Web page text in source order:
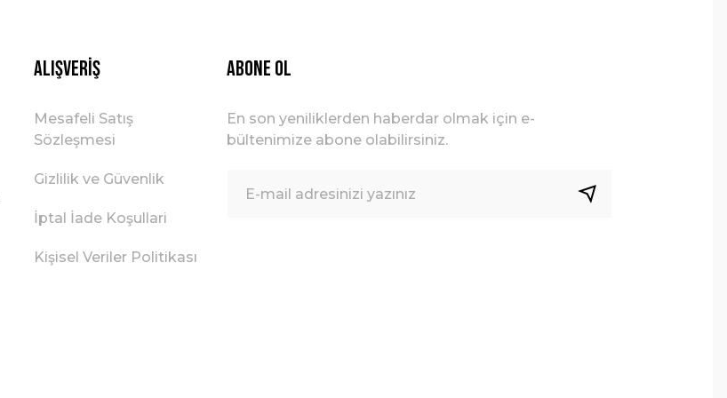
Alışveriş
Mesafeli Satış
Sözleşmesi
Gizlilik ve Güvenlik
İptal İade Koşullari
Kişisel Veriler Politikası
ABONE OL
En son yeniliklerden haberdar olmak için e-
bültenimize abone olabilirsiniz.